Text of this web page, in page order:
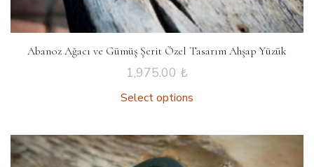
Abanoz Ağacı ve Gümüş Şerit Özel Tasarım Ahşap Yüzük
1,975.00 ₺
Select options